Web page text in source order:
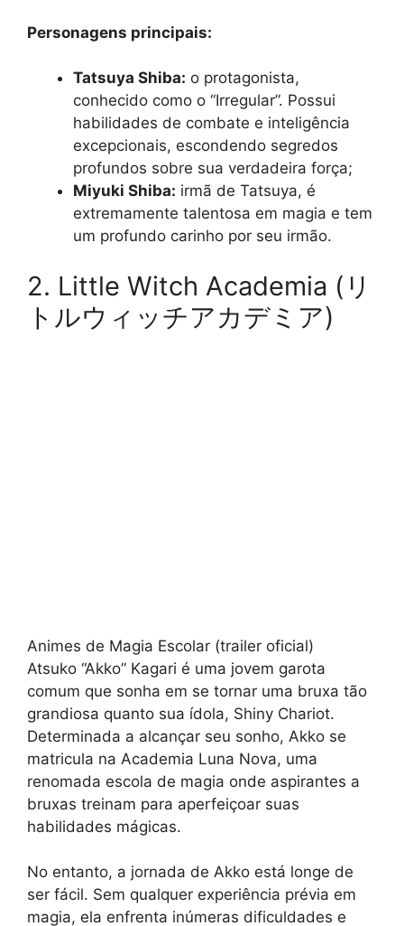
Personagens principais:
Tatsuya Shiba: o protagonista,
conhecido como o “Irregular”. Possui
habilidades de combate e inteligência
excepcionais, escondendo segredos
profundos sobre sua verdadeira força;
Miyuki Shiba: irmã de Tatsuya, é
extremamente talentosa em magia e tem
um profundo carinho por seu irmão.
2. Little Witch Academia (リ
トルウィッチアカデミア)
Animes de Magia Escolar (trailer oficial)
Atsuko “Akko” Kagari é uma jovem garota
comum que sonha em se tornar uma bruxa tão
grandiosa quanto sua ídola, Shiny Chariot.
Determinada a alcançar seu sonho, Akko se
matricula na Academia Luna Nova, uma
renomada escola de magia onde aspirantes a
bruxas treinam para aperfeiçoar suas
habilidades mágicas.
No entanto, a jornada de Akko está longe de
ser fácil. Sem qualquer experiência prévia em
magia, ela enfrenta inúmeras dificuldades e